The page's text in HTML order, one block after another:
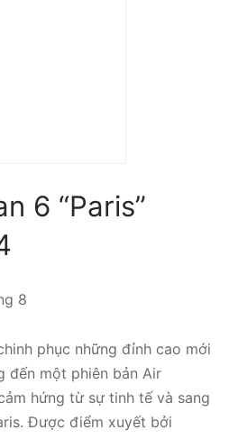
₫
6 “Paris”
8
phục những đỉnh cao mới
đến một phiên bản Air
hứng từ sự tinh tế và sang
Được điểm xuyết bởi